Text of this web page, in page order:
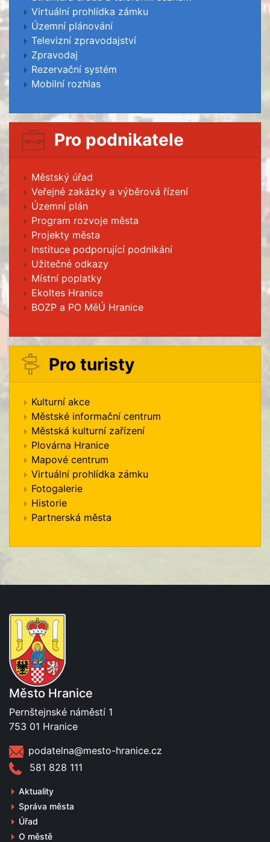
Virtuální prohlídka zámku
Územní plánování
Televizní zpravodajství
Zpravodaj
Rezervační systém
Mobilní rozhlas
Pro podnikatele
Městský úřad
Veřejné zakázky a výběrová řízení
Územní plán
Program rozvoje města
Projekty města
Instituce podporující podnikání
Užitečné odkazy
Místní poplatky
Ekoltes Hranice
BOZP a PO MěÚ Hranice
Pro turisty
Kulturní akce
Městské informační centrum
Městská kulturní zařízení
Plovárna Hranice
Mapové centrum
Virtuální prohlídka zámku
Fotogalerie
Historie
Partnerská města
Město Hranice
Pernštejnské náměstí 1
753 01 Hranice
podatelna@mesto-hranice.cz
581 828 111
Aktuality
Správa města
Úřad
O městě